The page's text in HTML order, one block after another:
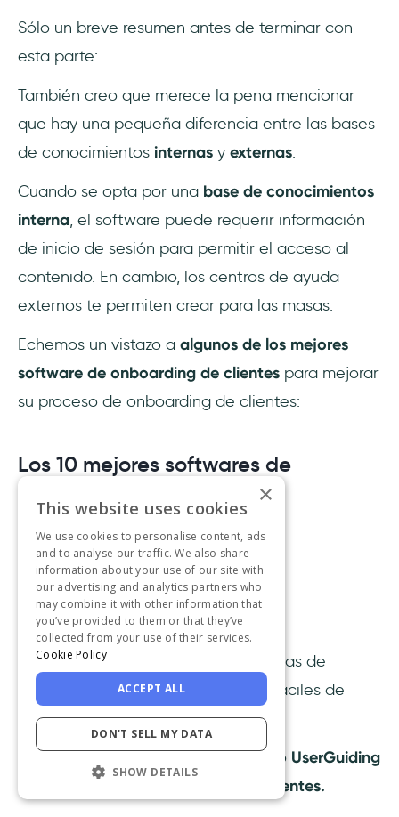
Sólo un breve resumen antes de terminar con
esta parte:
También creo que merece la pena mencionar
que hay una pequeña diferencia entre las bases
de conocimientos internas y externas.
Cuando se opta por una base de conocimientos
interna, el software puede requerir información
de inicio de sesión para permitir el acceso al
contenido. En cambio, los centros de ayuda
externos te permiten crear para las masas.
Echemos un vistazo a algunos de los mejores
software de onboarding de clientes para mejorar
su proceso de onboarding de clientes:
Los 10 mejores softwares de
1- UserGuiding
UserGuiding
es una de las plataformas de
adopción digital más asequibles y fáciles de
usar.
Puede parecer que soy parcial, pero UserGuiding
software de onboarding de clientes.
×
This website uses cookies
We use cookies to personalise content, ads
and to analyse our traffic. We also share
information about your use of our site with
our advertising and analytics partners who
may combine it with other information that
you’ve provided to them or that they’ve
collected from your use of their services.
Cookie Policy
ACCEPT ALL
DON'T SELL MY DATA
SHOW DETAILS